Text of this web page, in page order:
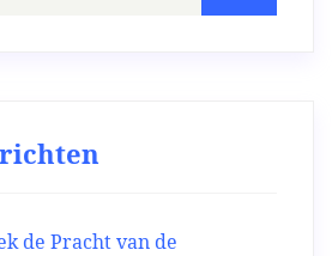
de Pracht van de